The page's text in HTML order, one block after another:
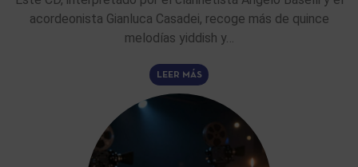
acordeonista Gianluca Casadei, recoge más de quince
melodías yiddish y…
LEER MÁS